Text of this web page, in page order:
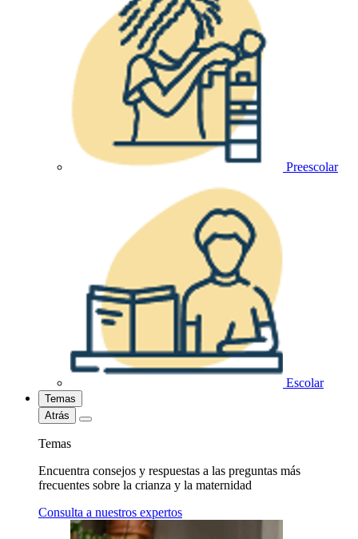
Preescolar
Escolar
Temas
Atrás
Temas
Encuentra consejos y respuestas a las preguntas más
frecuentes sobre la crianza y la maternidad
Consulta a nuestros expertos